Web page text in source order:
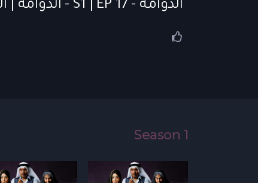
الدوامة - S1 | EP 17 - الدوامة | الحلقة 17
Season 1